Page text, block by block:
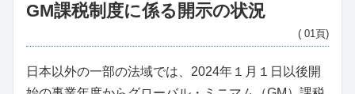
GM課税制度に係る開示の状況
( 01頁)
日本以外の一部の法域では、2024年１月１日以後開